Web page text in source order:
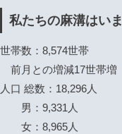
私たちの麻溝はいま
世帯数：8,574世帯
前月との増減17世帯増
人口 総数：18,296人
男：9,331人
女：8,965人